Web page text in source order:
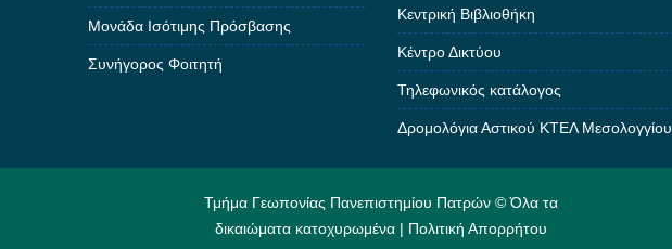
Μονάδα Ισότιμης Πρόσβασης
Συνήγορος Φοιτητή
Κεντρική Βιβλιοθήκη
Κέντρο Δικτύου
Τηλεφωνικός κατάλογος
Δρομολόγια Αστικού ΚΤΕΛ Μεσολογγίου
Τμήμα Γεωπονίας Πανεπιστημίου Πατρών © Όλα τα
δικαιώματα κατοχυρωμένα | Πολιτική Απορρήτου